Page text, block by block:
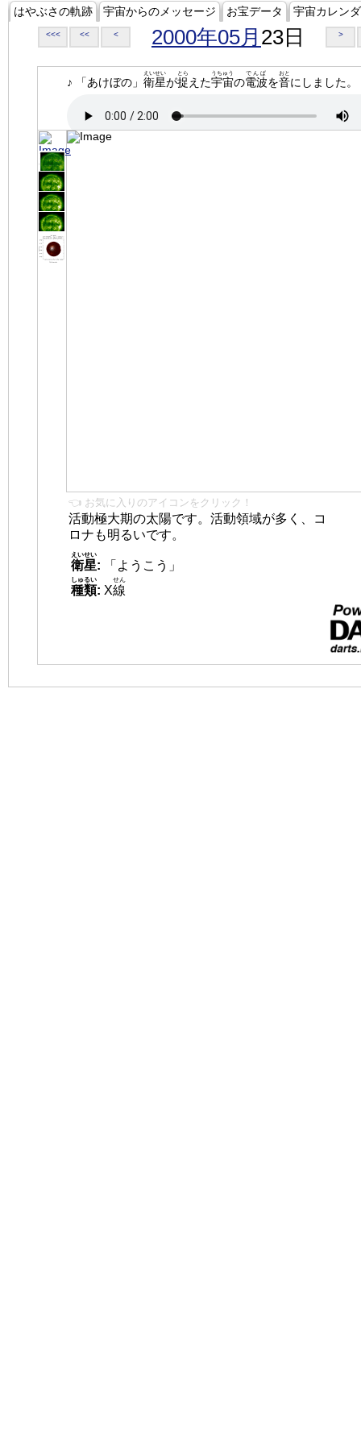
はやぶさの軌跡 宇宙からのメッセージ お宝データ 宇宙カレン
<<< << < 2000年05月 23日 >
♪ 「あけぼの」 衛星
えいせい
が捉
とら
えた宇宙
うちゅう
の電波
でんぱ
を音
おと
にしました。
👈 お気に入りのアイコンをクリック！
活動極大期の太陽です。活動領域が多く、コ
ロナも明るいです。
衛星
えいせい
:
「ようこう」
種類
しゅるい
: X線
せん